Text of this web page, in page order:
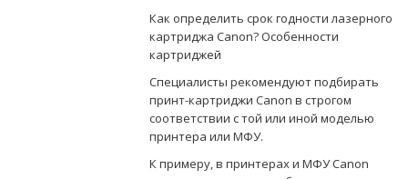
Как определить срок годности лазерного
картриджа Canon? Особенности
картриджей
Специалисты рекомендуют подбирать
принт-картриджи Canon в строгом
соответствии с той или иной моделью
принтера или МФУ.
К примеру, в принтерах и МФУ Canon